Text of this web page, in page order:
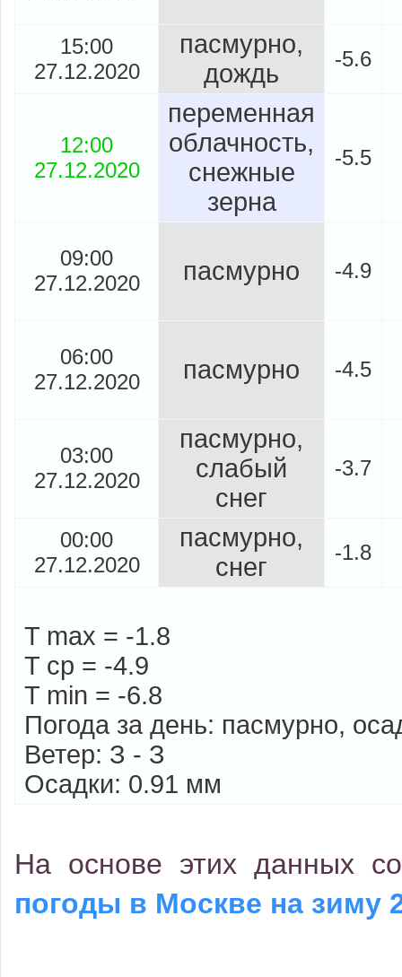
15:00
27.12.2020
пасмурно,
дождь
-5.6
12:00
27.12.2020
переменная
облачность,
снежные
зерна
-5.5
09:00
27.12.2020
пасмурно -4.9
06:00
27.12.2020
пасмурно -4.5
03:00
27.12.2020
пасмурно,
слабый
снег
-3.7
00:00
27.12.2020
пасмурно,
снег
-1.8
T max = -1.8
T cp = -4.9
T min = -6.8
Погода за день: пасмурно,
Ветер: З - З
Осадки: 0.91 мм
На основе этих данных
погоды в Москве на зиму